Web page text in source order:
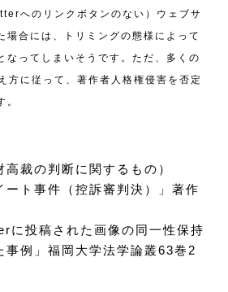
へのリンクボタンのない）ウェブサ
場合には、トリミングの態様によって
なってしまいそうです。ただ、多くの
方に従って、著作者人格権侵害を否定
。
裁の判断に関するもの）
ート事件（控訴審判決）」著作
に投稿された画像の同一性保持
事例」福岡大学法学論叢63巻2